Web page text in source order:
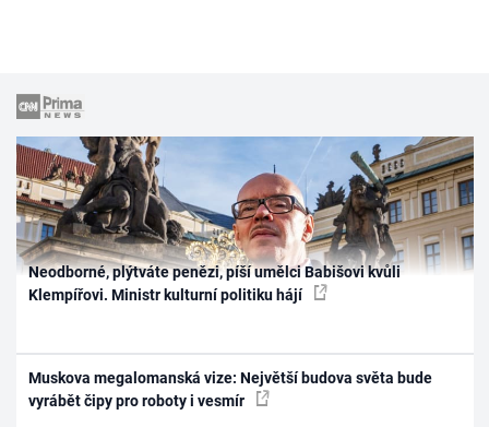
Neodborné, plýtváte penězi, píší umělci Babišovi kvůli
Klempířovi. Ministr kulturní politiku hájí
Muskova megalomanská vize: Největší budova světa bude
vyrábět čipy pro roboty i vesmír